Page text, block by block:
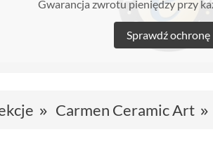
Gwarancja zwrotu pieniędzy przy
Sprawdź ochronę
Carmen Ceramic Art